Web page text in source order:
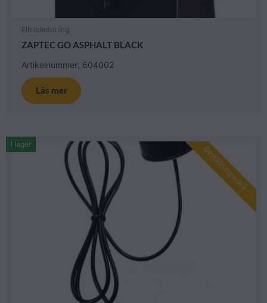
Elbilsladdning
ZAPTEC GO ASPHALT BLACK
Artikelnummer: 604002
Läs mer
Beställningsvara
I lager